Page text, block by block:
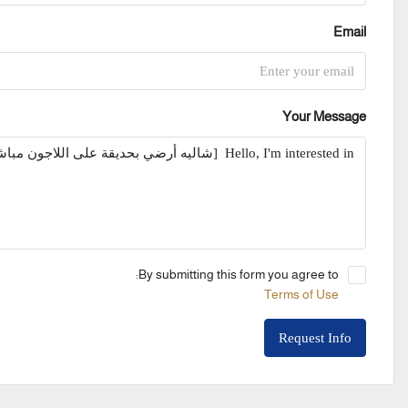
Email
Your Message
By submitting this form you agree to:
Terms of Use
Request Info